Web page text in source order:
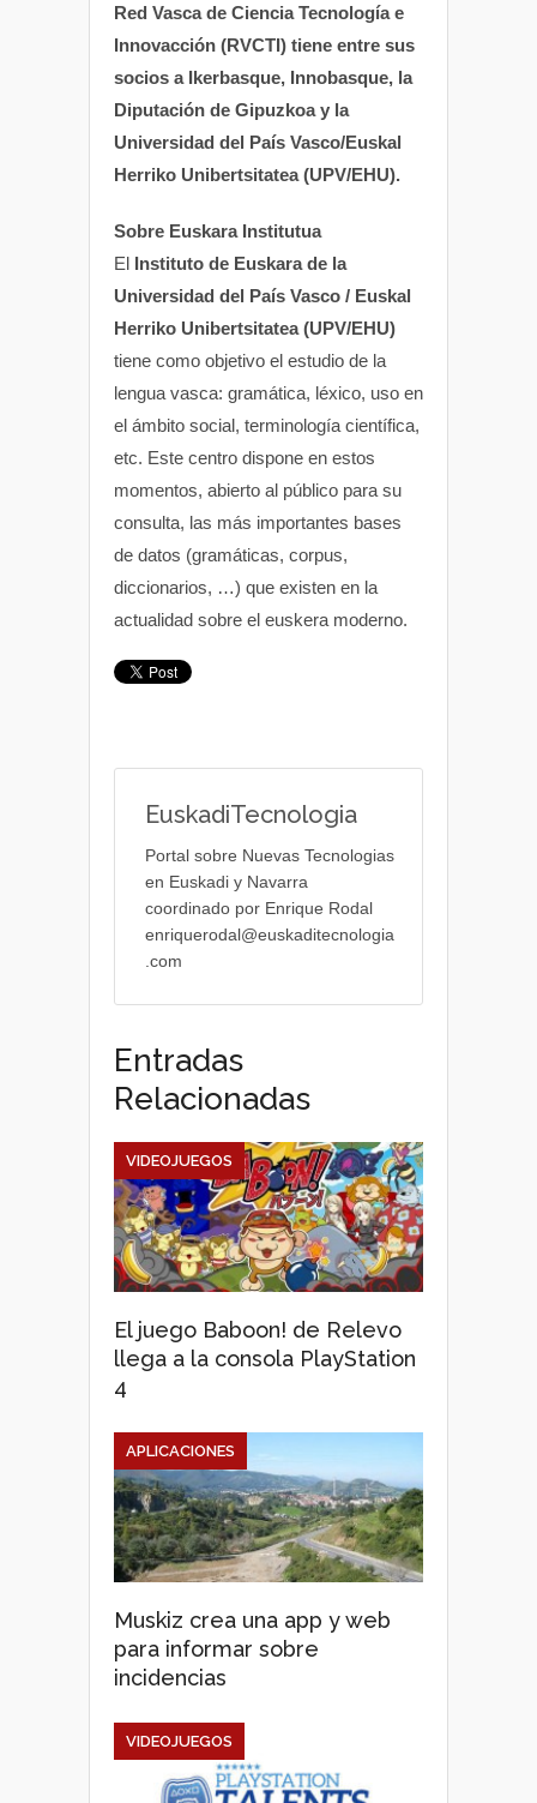
Red Vasca de Ciencia Tecnología e
Innovacción (RVCTI) tiene entre sus
socios a Ikerbasque, Innobasque, la
Diputación de Gipuzkoa y la
Universidad del País Vasco/Euskal
Herriko Unibertsitatea (UPV/EHU).
Sobre Euskara Institutua
El Instituto de Euskara de la
Universidad del País Vasco / Euskal
Herriko Unibertsitatea (UPV/EHU)
tiene como objetivo el estudio de la
lengua vasca: gramática, léxico, uso en
el ámbito social, terminología científica,
etc. Este centro dispone en estos
momentos, abierto al público para su
consulta, las más importantes bases
de datos (gramáticas, corpus,
diccionarios, …) que existen en la
actualidad sobre el euskera moderno.
EuskadiTecnologia
Portal sobre Nuevas Tecnologias
en Euskadi y Navarra
coordinado por Enrique Rodal
enriquerodal@euskaditecnologia
.com
Entradas
Relacionadas
El juego Baboon! de Relevo
llega a la consola PlayStation
4
VIDEOJUEGOS
Muskiz crea una app y web
para informar sobre
incidencias
APLICACIONES
VIDEOJUEGOS